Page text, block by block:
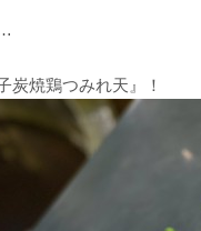
炭焼鶏つみれ天』！